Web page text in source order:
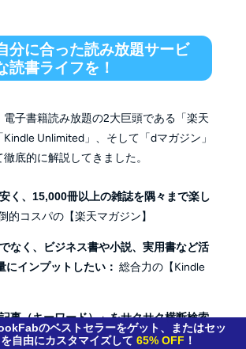
分に合った読み放題サービ
読書ライフを！
電子書籍読み放題の2大巨頭である「楽天
Unlimited」、そして「dマガジン」
底的に解説してきました。
く、15,000冊以上の雑誌を隅々まで楽し
的コスパの【楽天マガジン】
なく、ビジネス書や小説、実用書など活
にインプットしたい： 総合力の【Kindle
事（キーワード）」をサクサク横断検索
したい：UI最強の【dマガジン】
のベストセラーをゲット、またはセッ
を自由にカスタマイズして 65% OFF ！